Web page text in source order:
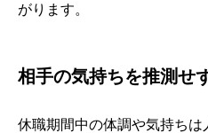
がります。
相手の気持ちを推測せ
休職期間中の体調や気持ちは